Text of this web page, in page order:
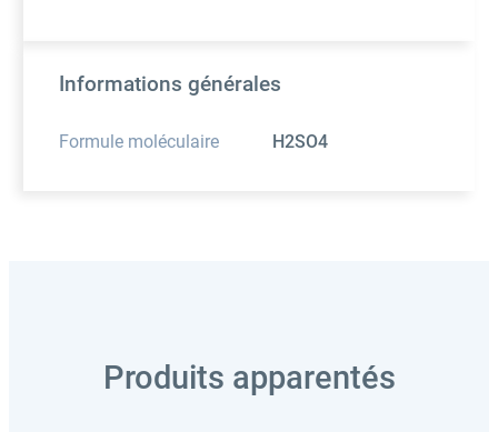
Informations générales
Formule moléculaire H2SO4
Produits apparentés